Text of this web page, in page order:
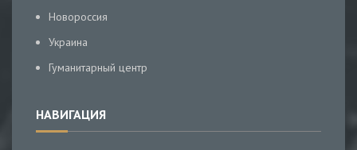
Новороссия
Украина
Гуманитарный центр
НАВИГАЦИЯ